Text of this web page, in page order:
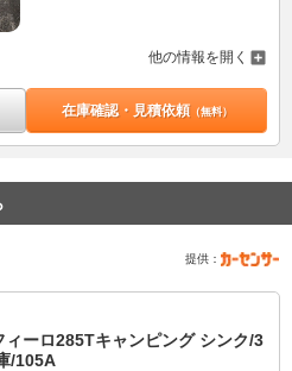
他の情報を開く
在庫確認・見積依頼（無料）
提供：
ーロ285Tキャンピング シンク/3
/105A